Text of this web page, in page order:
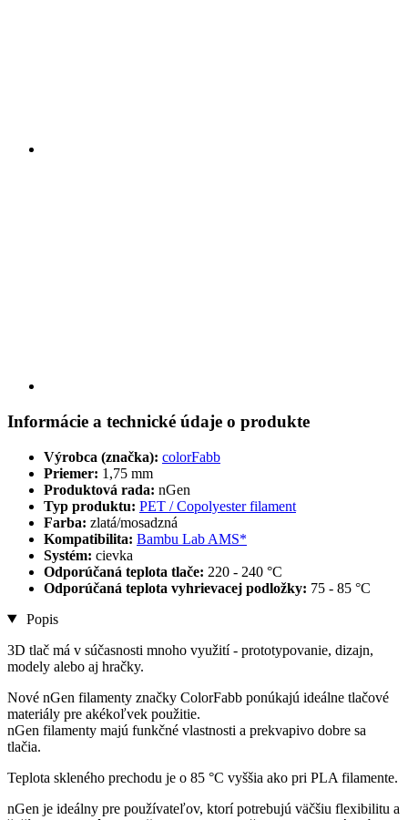
Informácie a technické údaje o produkte
Výrobca (značka): colorFabb
Priemer: 1,75 mm
Produktová rada: nGen
Typ produktu: PET / Copolyester filament
Farba: zlatá/mosadzná
Kompatibilita: Bambu Lab AMS*
Systém: cievka
Odporúčaná teplota tlače: 220 - 240 °C
Odporúčaná teplota vyhrievacej podložky: 75 - 85 °C
Popis
3D tlač má v súčasnosti mnoho využití - prototypovanie, dizajn,
modely alebo aj hračky.
Nové nGen filamenty značky ColorFabb ponúkajú ideálne tlačové
materiály pre akékoľvek použitie.
nGen filamenty majú funkčné vlastnosti a prekvapivo dobre sa
tlačia.
Teplota skleného prechodu je o 85 °C vyššia ako pri PLA filamente.
nGen je ideálny pre používateľov, ktorí potrebujú väčšiu flexibilitu a